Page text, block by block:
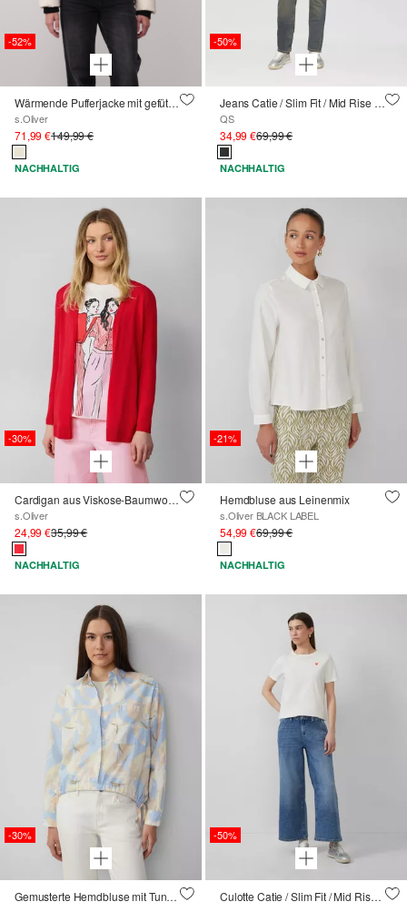
-52%
Wärmende Pufferjacke mit gefütterter Teddyplüsch-Kapuze
s.Oliver
71,99 €149,99 €
NACHHALTIG
-50%
Jeans Catie / Slim Fit / Mid Rise / Slim Leg / Knopfleiste
QS
34,99 €69,99 €
NACHHALTIG
-30%
Cardigan aus Viskose-Baumwollmix
s.Oliver
24,99 €35,99 €
NACHHALTIG
-21%
Hemdbluse aus Leinenmix
s.Oliver BLACK LABEL
54,99 €69,99 €
NACHHALTIG
-30%
Gemusterte Hemdbluse mit Tunnelzug am Saum
-50%
Culotte Catie / Slim Fit / Mid Rise / Wide Leg